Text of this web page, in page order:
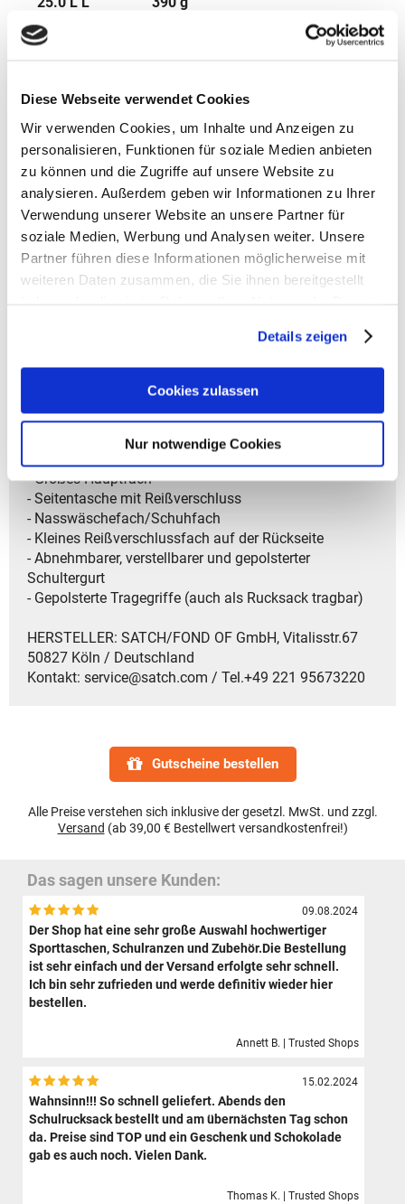
Diese Webseite verwendet Cookies
Wir verwenden Cookies, um Inhalte und Anzeigen zu
personalisieren, Funktionen für soziale Medien anbieten
zu können und die Zugriffe auf unsere Website zu
analysieren. Außerdem geben wir Informationen zu Ihrer
Verwendung unserer Website an unsere Partner für
soziale Medien, Werbung und Analysen weiter. Unsere
Partner führen diese Informationen möglicherweise mit
weiteren Daten zusammen, die Sie ihnen bereitgestellt
Details zeigen
Cookies zulassen
Nur notwendige Cookies
Maße
Material
- Gewicht: 390 g
- Größe: 22 x 23 x 46 cm (HxBxT)
- Großes Hauptfach
- Seitentasche mit Reißverschluss
- Nasswäschefach/Schuhfach
- Kleines Reißverschlussfach auf der Rückseite
- Abnehmbarer, verstellbarer und gepolsterter
Schultergurt
- Gepolsterte Tragegriffe (auch als Rucksack tragbar)
HERSTELLER: SATCH/FOND OF GmbH, Vitalisstr.67
50827 Köln / Deutschland
Kontakt: service@satch.com / Tel.+49 221 95673220
Gutscheine bestellen
Alle Preise verstehen sich inklusive der gesetzl. MwSt. und zzgl.
Versand (ab 39,00 € Bestellwert versandkostenfrei!)
Das sagen unsere Kunden:
09.08.2024
Der Shop hat eine sehr große Auswahl hochwertiger
Sporttaschen, Schulranzen und Zubehör.Die Bestellung
ist sehr einfach und der Versand erfolgte sehr schnell.
Ich bin sehr zufrieden und werde definitiv wieder hier
bestellen.
Annett B. | Trusted Shops
15.02.2024
Wahnsinn!!! So schnell geliefert. Abends den
Schulrucksack bestellt und am übernächsten Tag schon
da. Preise sind TOP und ein Geschenk und Schokolade
gab es auch noch. Vielen Dank.
Thomas K. | Trusted Shops